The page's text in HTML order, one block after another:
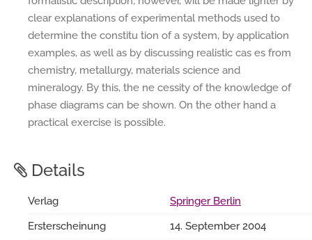
clear explanations of experimental methods used to
determine the constitu tion of a system, by application
examples, as well as by discussing realistic cas es from
chemistry, metallurgy, materials science and
mineralogy. By this, the ne cessity of the knowledge of
phase diagrams can be shown. On the other hand a
practical exercise is possible.
Details
Verlag
Springer Berlin
Ersterscheinung
14. September 2004